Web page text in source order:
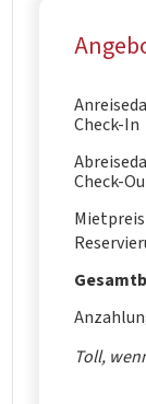
Check-In
Check-
Mietpreis
Toll,